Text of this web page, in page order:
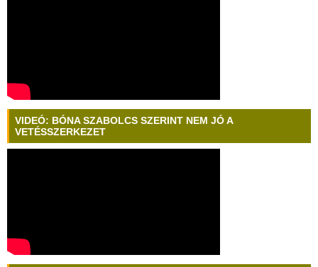
VIDEÓ: BÓNA SZABOLCS SZERINT NEM JÓ A
VETÉSSZERKEZET